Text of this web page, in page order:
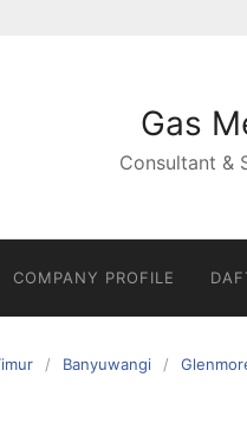
Gas
Consultant &
COMPANY PROFILE
Banyuwangi